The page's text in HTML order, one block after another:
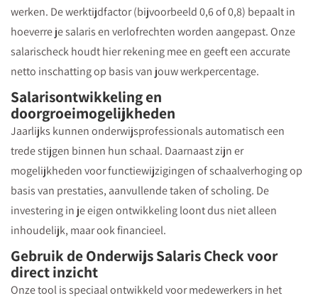
werken. De werktijdfactor (bijvoorbeeld 0,6 of 0,8) bepaalt in
hoeverre je salaris en verlofrechten worden aangepast. Onze
salarischeck houdt hier rekening mee en geeft een accurate
netto inschatting op basis van jouw werkpercentage.
Salarisontwikkeling en
doorgroeimogelijkheden
Jaarlijks kunnen onderwijsprofessionals automatisch een
trede stijgen binnen hun schaal. Daarnaast zijn er
mogelijkheden voor functiewijzigingen of schaalverhoging op
basis van prestaties, aanvullende taken of scholing. De
investering in je eigen ontwikkeling loont dus niet alleen
inhoudelijk, maar ook financieel.
Gebruik de Onderwijs Salaris Check voor
direct inzicht
Onze tool is speciaal ontwikkeld voor medewerkers in het